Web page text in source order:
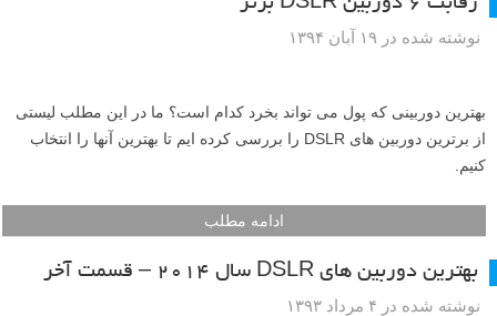
نوشته شده در ۱۹ آبان ۱۳۹۴
بهترین دوربینی که پول می تواند بخرد کدام است؟ ما در این مطلب لیستی
از برترین دوربین های DSLR را بررسی کرده ایم تا بهترین آنها را انتخاب
کنیم.
ادامه مطلب
بهترین دوربین های DSLR سال ۲۰۱۴ – قسمت آخر
نوشته شده در ۴ مرداد ۱۳۹۳